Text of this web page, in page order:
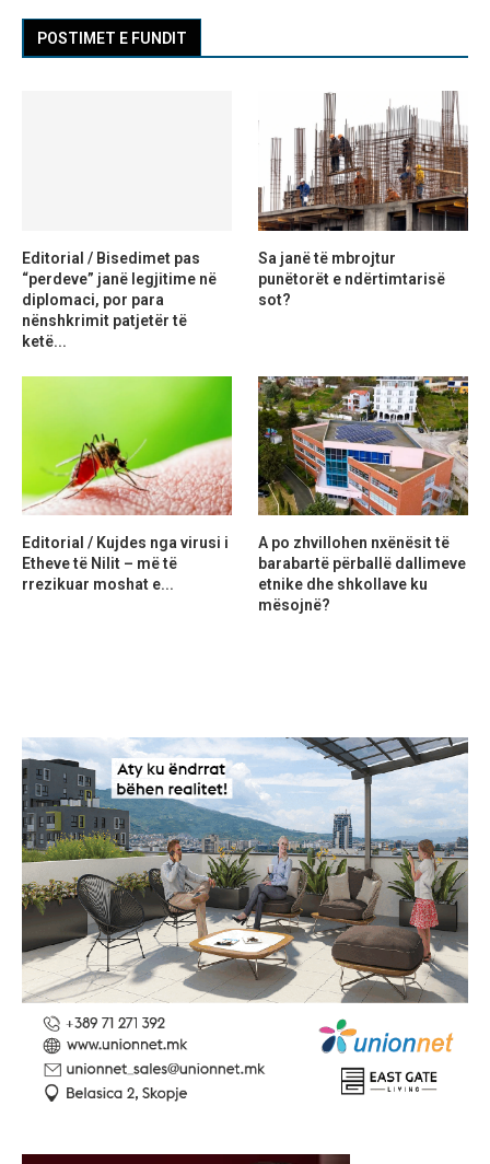
POSTIMET E FUNDIT
Editorial / Bisedimet pas
“perdeve” janë legjitime në
diplomaci, por para
nënshkrimit patjetër të
ketë...
Sa janë të mbrojtur
punëtorët e ndërtimtarisë
sot?
Editorial / Kujdes nga virusi i
Etheve të Nilit – më të
rrezikuar moshat e...
A po zhvillohen nxënësit të
barabartë përballë dallimeve
etnike dhe shkollave ku
mësojnë?